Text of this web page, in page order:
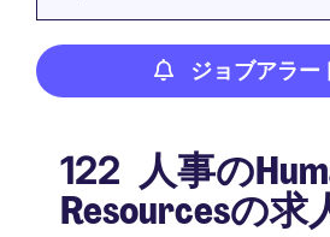
ジョブアラー
122 人事の
Resourcesの求